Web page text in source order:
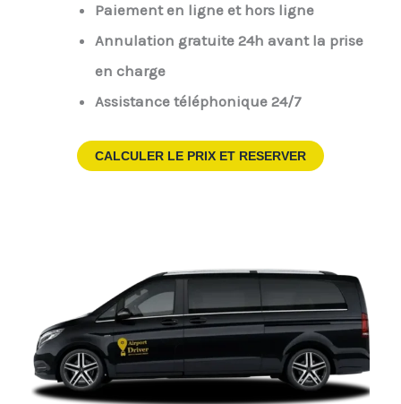
Paiement en ligne et hors ligne
Annulation gratuite 24h avant la prise
en charge
Assistance téléphonique 24/7
CALCULER LE PRIX ET RESERVER